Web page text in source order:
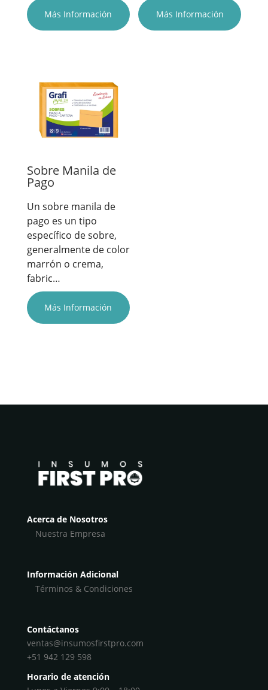
Más Información Más Información
Sobre Manila de
Pago
Un sobre manila de
pago es un tipo
específico de sobre,
generalmente de color
marrón o crema,
fabric…
Más Información
Acerca de Nosotros
Nuestra Empresa
Información Adicional
Términos & Condiciones
Contáctanos
ventas@insumosfirstpro.com
+51 942 129 598
Horario de atención